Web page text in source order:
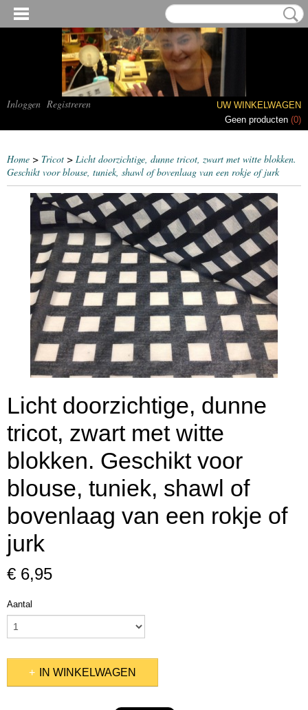
Inloggen Registreren
UW WINKELWAGEN
Geen producten (0)
Home > Tricot > Licht doorzichtige, dunne tricot, zwart met witte blokken.
Geschikt voor blouse, tuniek, shawl of bovenlaag van een rokje of jurk
Licht doorzichtige, dunne
tricot, zwart met witte
blokken. Geschikt voor
blouse, tuniek, shawl of
bovenlaag van een rokje of
jurk
€ 6,95
Aantal
IN WINKELWAGEN